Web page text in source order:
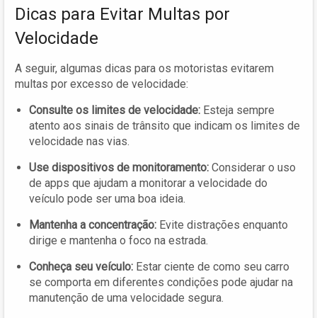
Dicas para Evitar Multas por
Velocidade
A seguir, algumas dicas para os motoristas evitarem
multas por excesso de velocidade:
Consulte os limites de velocidade: Esteja sempre
atento aos sinais de trânsito que indicam os limites de
velocidade nas vias.
Use dispositivos de monitoramento: Considerar o uso
de apps que ajudam a monitorar a velocidade do
veículo pode ser uma boa ideia.
Mantenha a concentração: Evite distrações enquanto
dirige e mantenha o foco na estrada.
Conheça seu veículo: Estar ciente de como seu carro
se comporta em diferentes condições pode ajudar na
manutenção de uma velocidade segura.